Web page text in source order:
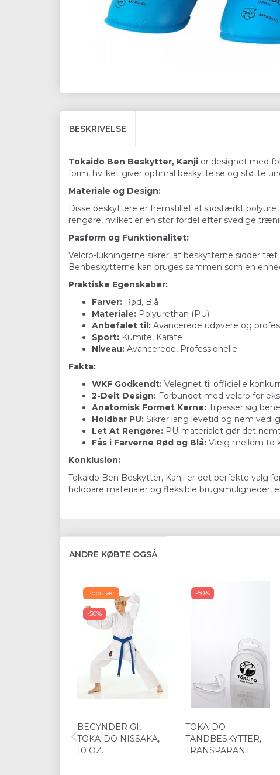
BESKRIVELSE
Tokaido Ben Beskytter, Kanji er designet med
form, hvilket giver optimal beskyttelse og støtte
Materiale og Design:
Disse beskyttere er fremstillet af slidstærkt
rengøre, hvilket er en stor fordel efter svedige
Pasform og Funktionalitet:
Velcro-lukningerne sikrer, at beskytterne sidder
Benbeskytterne kan bruges sammen som en
Praktiske Egenskaber:
Farver: Rød, Blå
Materiale: Polyurethan (PU)
Anbefalet til: Avancerede udøvere og
Sport: Kumite, Karate
Niveau: Avancerede, Professionelle
Fakta:
WKF Godkendt: Velegnet til officielle
2-Delt Design: Forbundet med velcro for
Anatomisk Formet Kerne: Tilpasser sig
Holdbar PU: Sikrer lang levetid og nem
Let At Rengøre: PU-materialet gør det
Fås i Farverne Rød og Blå: Vælg mellem to
Konklusion:
Tokaido Ben Beskytter, Kanji er det perfekte valg
holdbare materialer og fleksible
ANDRE KØBTE OGSÅ
Populær
-50%
BEGYNDER GI,
TOKAIDO NISSAKA,
10 OZ.
-50%
TOKAIDO
TANDBESKYTTER,
TRANSPARANT